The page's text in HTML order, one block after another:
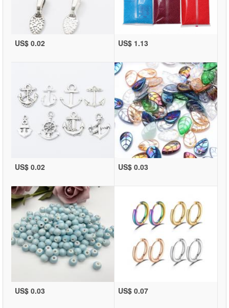
US$ 0.02 US$ 1.13
US$ 0.02 US$ 0.03
US$ 0.03 US$ 0.07